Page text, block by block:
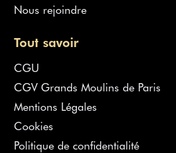
Nous rejoindre
Tout savoir
CGU
CGV Grands Moulins de Paris
Mentions Légales
Cookies
Politique de confidentialité